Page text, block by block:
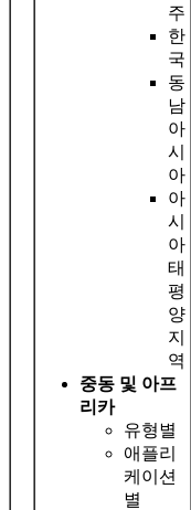
주
한
국
동
남
아
시
아
아
시
아
태
평
양
지
역
중동 및 아프
리카
유형별
애플리
케이션
별